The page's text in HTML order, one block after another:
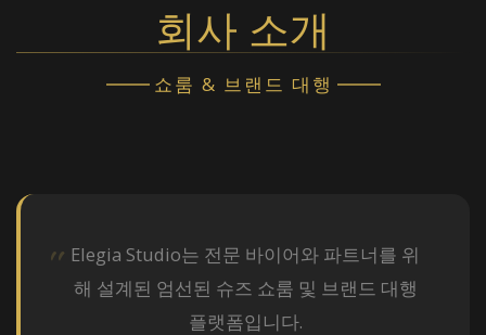
회사 소개
쇼룸 & 브랜드 대행
Elegia Studio는 전문 바이어와 파트너를 위
해 설계된 엄선된 슈즈 쇼룸 및 브랜드 대행
플랫폼입니다.